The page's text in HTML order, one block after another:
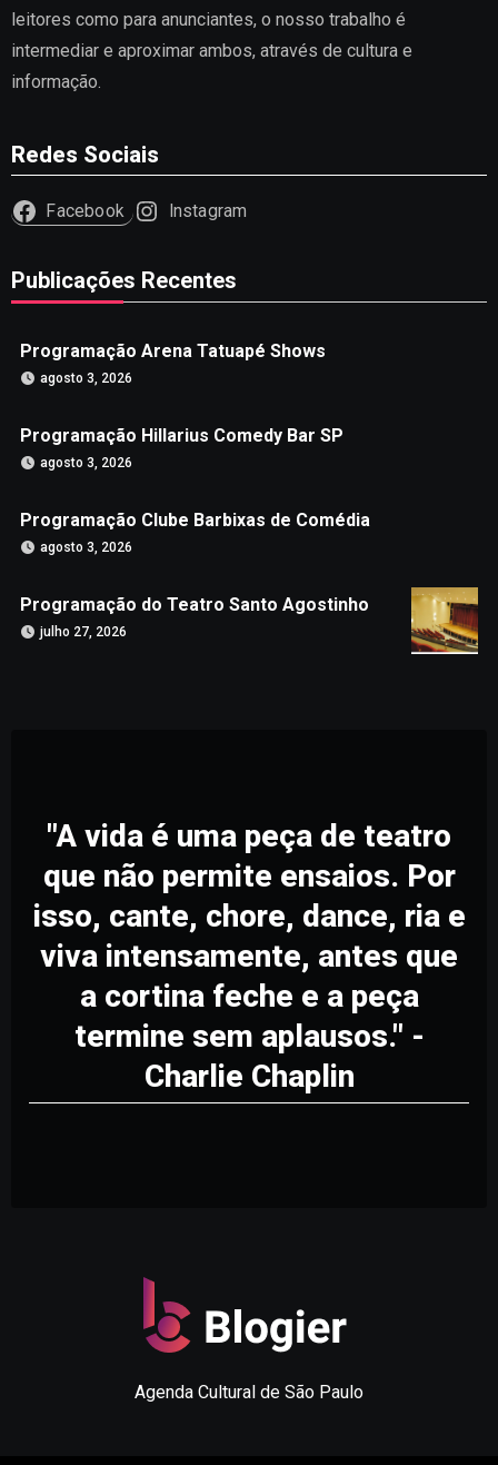
leitores como para anunciantes, o nosso trabalho é
intermediar e aproximar ambos, através de cultura e
informação.
Redes Sociais
Facebook Instagram
Publicações Recentes
Programação Arena Tatuapé Shows
agosto 3, 2026
Programação Hillarius Comedy Bar SP
agosto 3, 2026
Programação Clube Barbixas de Comédia
agosto 3, 2026
Programação do Teatro Santo Agostinho
julho 27, 2026
"A vida é uma peça de teatro
que não permite ensaios. Por
isso, cante, chore, dance, ria e
viva intensamente, antes que
a cortina feche e a peça
termine sem aplausos." -
Charlie Chaplin
Agenda Cultural de São Paulo